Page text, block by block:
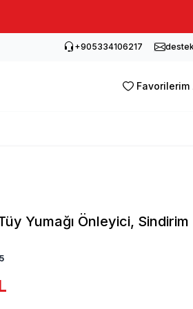
+905334106217
Favorilerim
Yumağı Önleyici,